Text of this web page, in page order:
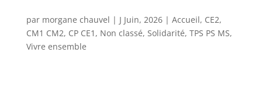
par morgane chauvel | J Juin, 2026| Accueil, CE2,
CM1 CM2, CP CE1 , Non classé, Solidarité, TPS PS MS,
Vivre ensemble